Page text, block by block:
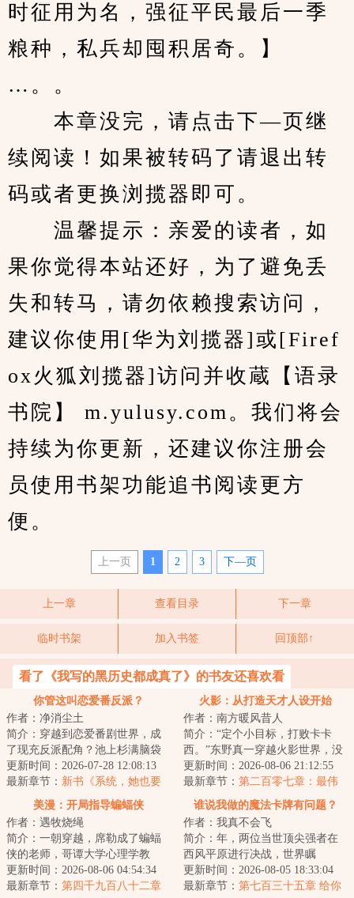
时征用为名，强征平民最后一季
粮种，私兵却囤积居奇。】
…。。
本章没完，请点击下—页继
续阅读！如果被转码了请退出转
码或者更换浏揽器即可。
温馨提示：亲爱的读者，如
果你觉得本站还好，为了避免丢
失和转马，请勿依赖搜索访问，
建议你使用[华为刘揽器]或[Firef
ox火狐刘揽器]访问并收蔵【语录
书院】 m.yulusy.com。我们将会
持续为你更新，还建议你注册会
员使用书架功能追书阅读更方
便。
上一页 1 2 3 下—页
上一章 查看目录 下一章
临时书架 加入书签 回顶部↑
看了《我写的黑历史都成真了》的书友还喜欢看
你管这叫恋爱番反派？
作者：净消尘土
简介：穿越到恋爱番剧世界，成
了现充反派配角？池上杉满脑袋
问号，疑惑地看着自己的人设：
家境殷实，父母...
更新时间：2026-07-28 12:08:13
最新章节： 新书《系统，她也要
当我的狗吗？》
火影：从打造天才人设开始
作者：南方暖风昔人
简介：“定个小目标，打败卡卡
西。”东野真一穿越火影世界，没
有显赫的家世，没有逆天的血
统，却拥有着最...
更新时间：2026-08-06 21:12:55
最新章节： 第二百零七章：最伟
大的风影，风之国的慈母。
美漫：开局指导蝙蝠侠
作者：遇牧烧绳
简介：一朝穿越，席勒成了蝙蝠
侠的老师，哥谭大学心理学教
授。刚来第一天，布鲁斯·韦恩就
进了心理诊室。...
更新时间：2026-08-06 04:54:34
最新章节： 第四千九百八十二章
谁说我做的魔法卡牌有问题？
作者：我真不会飞
简介：年，两位当世顶尖强者在
西风平原进行决战，世界瞩
目。“我使用【光之金字塔】，将
大骨变成光！降临...
更新时间：2026-08-05 18:33:04
最新章节： 第七百三十五章 给你